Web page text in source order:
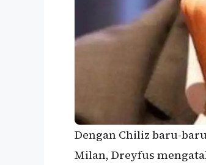
Dengan Chiliz baru-
Milan, Dreyfus